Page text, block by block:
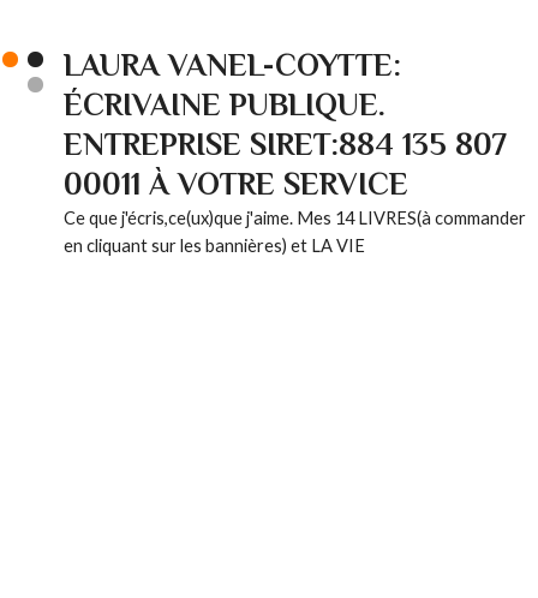
LAURA VANEL-COYTTE:
ÉCRIVAINE PUBLIQUE.
ENTREPRISE SIRET:884 135 807
00011 À VOTRE SERVICE
Ce que j'écris,ce(ux)que j'aime. Mes 14 LIVRES(à commander
en cliquant sur les bannières) et LA VIE